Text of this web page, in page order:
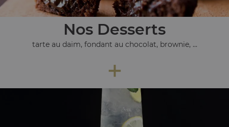
Nos Desserts
tarte au daim, fondant au chocolat, brownie, ...
+